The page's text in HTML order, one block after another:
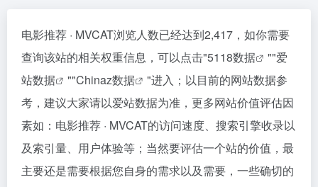
电影推荐 · MVCAT浏览人数已经达到2,417，如你需要
查询该站的相关权重信息，可以点击"5118数据 ""爱
站数据
""Chinaz数据
"进入；以目前的网站数据参
考，建议大家请以爱站数据为准，更多网站价值评估因
素如：电影推荐 · MVCAT的访问速度、搜索引擎收录以
及索引量、用户体验等；当然要评估一个站的价值，最
主要还是需要根据您自身的需求以及需要，一些确切的